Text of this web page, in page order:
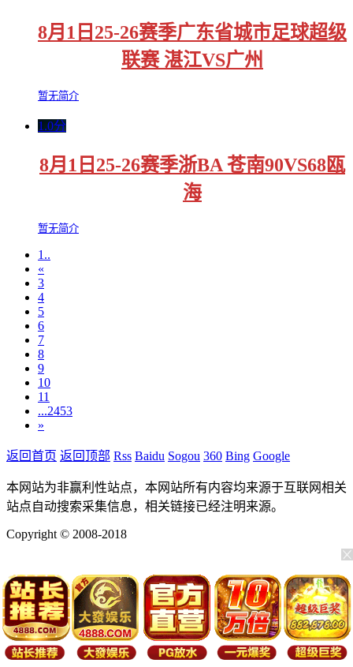
8月1日25-26赛季广东省城市足球超级
联赛 湛江VS广州
暂无简介
1.0分
8月1日25-26赛季浙BA 苍南90VS68瓯
海
暂无简介
1..
«
3
4
5
6
7
8
9
10
11
...2453
»
返回首页 返回顶部 Rss Baidu Sogou 360 Bing Google
本网站为非赢利性站点，本网站所有内容均来源于互联网相关
站点自动搜索采集信息，相关链接已经注明来源。
Copyright © 2008-2018